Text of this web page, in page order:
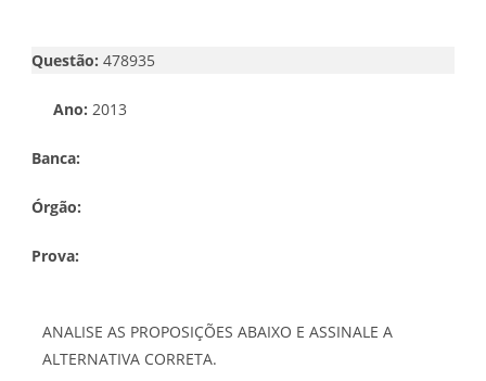
Questão: 478935
Ano: 2013
Banca:
Órgão:
Prova:
ANALISE AS PROPOSIÇÕES ABAIXO E ASSINALE A
ALTERNATIVA CORRETA.